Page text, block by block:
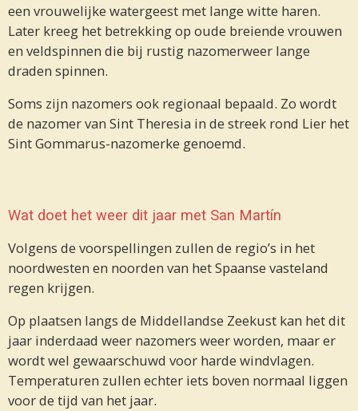
een vrouwelijke watergeest met lange witte haren.
Later kreeg het betrekking op oude breiende vrouwen
en veldspinnen die bij rustig nazomerweer lange
draden spinnen.
Soms zijn nazomers ook regionaal bepaald. Zo wordt
de nazomer van Sint Theresia in de streek rond Lier het
Sint Gommarus-nazomerke genoemd.
Wat doet het weer dit jaar met San Martín
Volgens de voorspellingen zullen de regio’s in het
noordwesten en noorden van het Spaanse vasteland
regen krijgen.
Op plaatsen langs de Middellandse Zeekust kan het dit
jaar inderdaad weer nazomers weer worden, maar er
wordt wel gewaarschuwd voor harde windvlagen.
Temperaturen zullen echter iets boven normaal liggen
voor de tijd van het jaar.